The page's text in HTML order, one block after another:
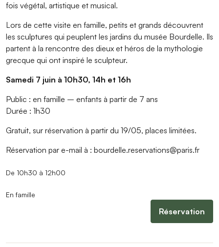
fois végétal, artistique et musical.
Lors de cette visite en famille, petits et grands découvrent
les sculptures qui peuplent les jardins du musée Bourdelle. Ils
partent à la rencontre des dieux et héros de la mythologie
grecque qui ont inspiré le sculpteur.
Samedi 7 juin à 10h30, 14h et 16h
Public : en famille – enfants à partir de 7 ans
Durée : 1h30
Gratuit, sur réservation à partir du 19/05, places limitées.
Réservation par e-mail à : bourdelle.reservations@paris.fr
De 10h30 à 12h00
En famille
Réservation